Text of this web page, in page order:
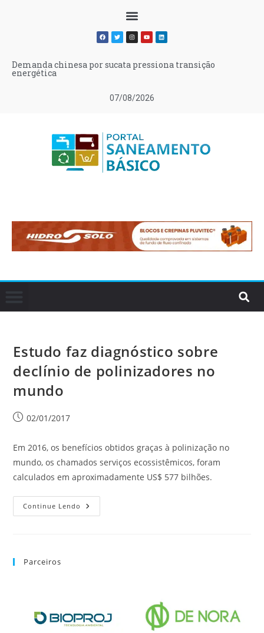
07/08/2026
Demanda chinesa por sucata pressiona transição
energética
Estudo faz diagnóstico sobre
declínio de polinizadores no
mundo
02/01/2017
Em 2016, os benefícios obtidos graças à polinização no
mundo, os chamados serviços ecossistêmicos, foram
calculados em aproximadamente US$ 577 bilhões.
Continue Lendo
Parceiros